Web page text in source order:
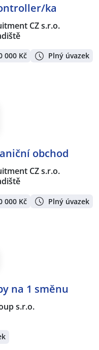
ka
CZ s.r.o.
000 Kč Plný úvazek
obchod
CZ s.r.o.
000 Kč Plný úvazek
na 1 směnu
s.r.o.